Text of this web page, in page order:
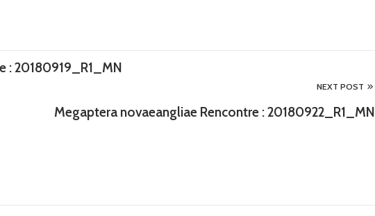
: 20180919_R1_MN
NEXT POST
Megaptera novaeangliae Rencontre : 20180922_R1_MN